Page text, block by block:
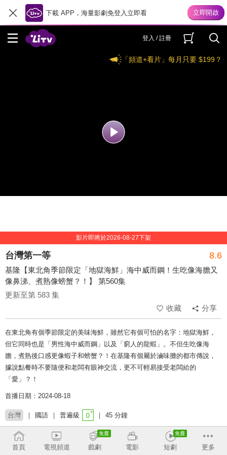
下載 APP，海量影劇免登入立即看
登入 / 註冊
「頻道+看片」每月只要 $199？
影片即將於2026-08-27下架
台灣第一等 8.6
基隆【東北角季節限定「地獄海鮮」海中威而鋼！生吃像海膽又
像鼻涕、煮熟像螃蟹？！】 第560集
更新至第 583 集
收藏
分享
在東北角有個季節限定的美味海鮮，雖然它有個可怕的名字：地獄海鮮，
但它同時也是「男性海中威而鋼」以及「窮人的龍蝦」。不但生吃像海
膽，煮熟後口感更像蝦子和螃蟹？！在基隆有個屬於滷味攤的都市傳說，
據說點餐時不要隨便和老闆有眼神交流，更不可輕易接受老闆給的
「愛」？！
首播日期：2024-08-18
台灣 國語 普遍級 45 分鐘
類別： 文化
首頁 電視頻道 戲劇 電影 短劇 更多